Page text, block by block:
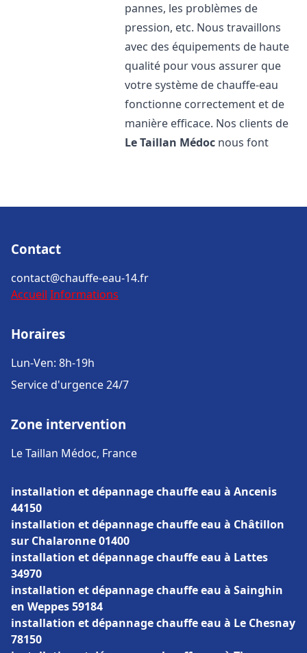
pannes, les problèmes de
pression, etc. Nous travaillons
avec des équipements de haute
qualité pour vous assurer que
votre système de chauffe-eau
fonctionne correctement et de
manière efficace. Nos clients de
Le Taillan Médoc nous font
Contact
contact@chauffe-eau-14.fr
Accueil Informations
Horaires
Lun-Ven: 8h-19h
Service d'urgence 24/7
Zone intervention
Le Taillan Médoc, France
installation et dépannage chauffe eau à Ancenis
44150
installation et dépannage chauffe eau à Châtillon
sur Chalaronne 01400
installation et dépannage chauffe eau à Lattes
34970
installation et dépannage chauffe eau à Sainghin
en Weppes 59184
installation et dépannage chauffe eau à Le Chesnay
78150